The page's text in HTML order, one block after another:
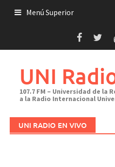
Menú Superior
UNI
107.7 FM – Universidad de la
a la Radio Internacional
UNI RADIO EN VIVO